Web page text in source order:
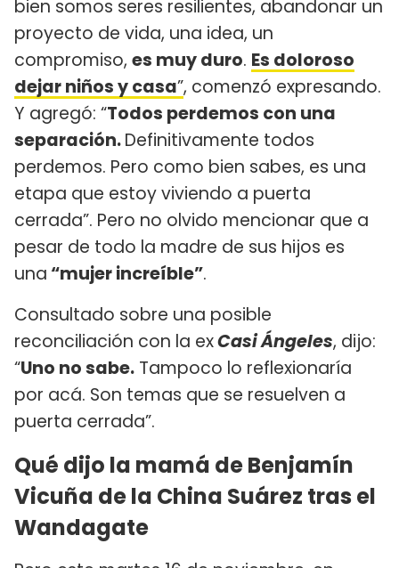
bien somos seres resilientes, abandonar un
proyecto de vida, una idea, un
compromiso, es muy duro. Es doloroso
dejar niños y casa”, comenzó expresando.
Y agregó: “Todos perdemos con una
separación.Definitivamente todos
perdemos. Pero como bien sabes, es una
etapa que estoy viviendo a puerta
cerrada”. Pero no olvido mencionar que a
pesar de todo la madre de sus hijos es
una “mujer increíble”.
Consultado sobre una posible
reconciliación con la exCasi Ángeles, dijo:
“Uno no sabe. Tampoco lo reflexionaría
por acá. Son temas que se resuelven a
puerta cerrada”.
Qué dijo la mamá de Benjamín
Vicuña de la China Suárez tras el
Wandagate